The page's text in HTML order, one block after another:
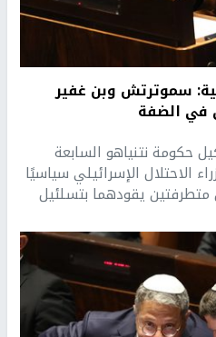
سموترتش وبن غفير
في الضفة
عام 2022 وتشكيل حكومة نتنياهو السابعة
الاحتلال الإسرائيلي سياسيًا
متطرفتين يقودهما بتسلئيل